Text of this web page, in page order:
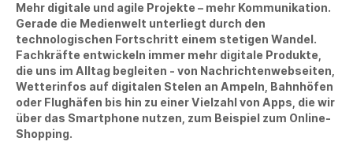
Mehr digitale und agile Projekte – mehr Kommunikation.
Gerade die Medienwelt unterliegt durch den
technologischen Fortschritt einem stetigen Wandel.
Fachkräfte entwickeln immer mehr digitale Produkte,
die uns im Alltag begleiten - von Nachrichtenwebseiten,
Wetterinfos auf digitalen Stelen an Ampeln, Bahnhöfen
oder Flughäfen bis hin zu einer Vielzahl von Apps, die wir
über das Smartphone nutzen, zum Beispiel zum Online-
Shopping.